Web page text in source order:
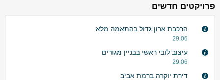
פרויקטים חדשים
הרכבת ארון גדול בהתאמה מלא
29.06
עיצוב לובי ראשי בבניין מגורים
29.06
דירת יוקרה ברמת אביב